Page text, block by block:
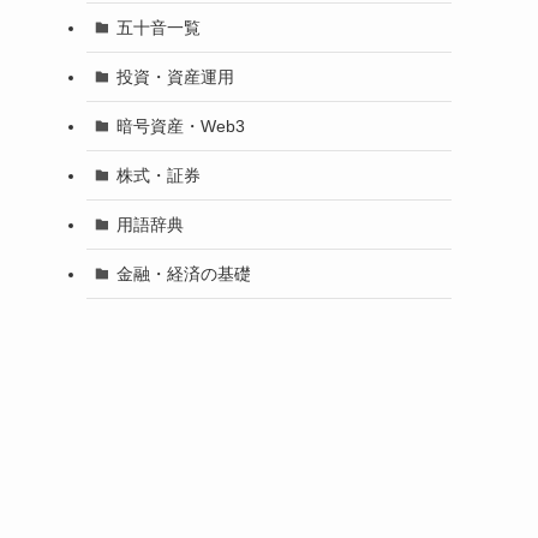
五十音一覧
投資・資産運用
暗号資産・Web3
株式・証券
用語辞典
金融・経済の基礎